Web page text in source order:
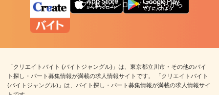
アプリ版ダウンロードはこちらから
「クリエイトバイト (バイトジャングル)」は、東京都立川市・その他のバイ
ト探し・パート募集情報が満載の求人情報サイトです。 「クリエイトバイト
(バイトジャングル)」は、バイト探し・パート募集情報が満載の求人情報サイ